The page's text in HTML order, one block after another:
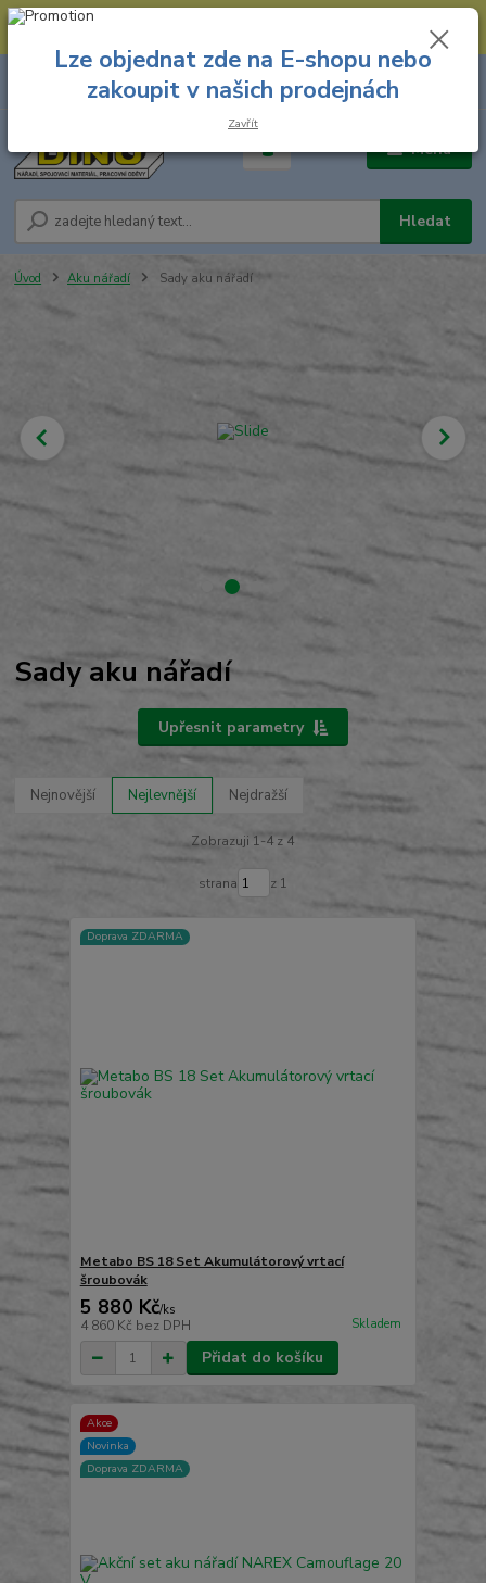
--- Spojovací materiál: 774 431 045 --- Prodejna nářadí: 731 449 423 --
Menu
Hledat
8.00 hod. - 16.00 hod.
za
Úvod Aku nářadí Sady aku nářadí
Sady aku nářadí
Upřesnit parametry
Nejnovější Nejlevnější Nejdražší
Zobrazuji 1-4 z 4
strana z 1
Doprava ZDARMA
Metabo BS 18 Set Akumulátorový vrtací
šroubovák
5 880 Kč/ks
4 860 Kč bez DPH Skladem
Přidat do košíku
Akce
Novinka
Doprava ZDARMA
Lze objednat zde na E-shopu nebo
zakoupit v našich prodejnách
Zavřít